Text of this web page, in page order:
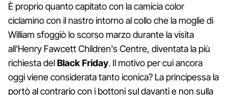
È proprio quanto capitato con la camicia color
ciclamino con il nastro intorno al collo che la moglie di
William sfoggiò lo scorso marzo durante la visita
all'Henry Fawcett Children's Centre, diventata la più
richiesta delBlack Friday. Il motivo per cui ancora
oggi viene considerata tanto iconica? La principessa la
portò al contrario con i bottoni sul davanti e non sulla